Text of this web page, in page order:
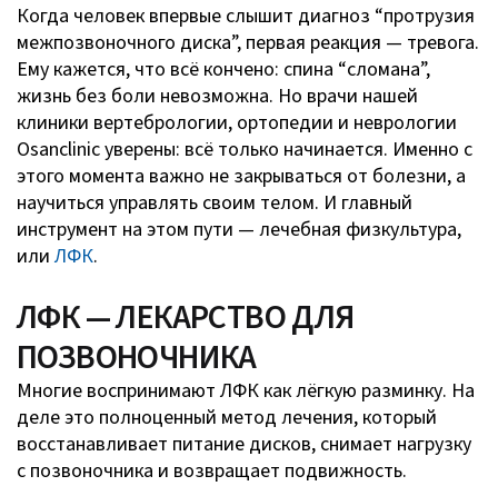
Когда человек впервые слышит диагноз “протрузия
межпозвоночного диска”, первая реакция — тревога.
Ему кажется, что всё кончено: спина “сломана”,
жизнь без боли невозможна. Но врачи нашей
клиники вертебрологии, ортопедии и неврологии
Osanclinic уверены: всё только начинается. Именно с
этого момента важно не закрываться от болезни, а
научиться управлять своим телом. И главный
инструмент на этом пути — лечебная физкультура,
илиЛФК.
ЛФК — ЛЕКАРСТВО ДЛЯ
ПОЗВОНОЧНИКА
Многие воспринимают ЛФК как лёгкую разминку. На
деле это полноценный метод лечения, который
восстанавливает питание дисков, снимает нагрузку
с позвоночника и возвращает подвижность.